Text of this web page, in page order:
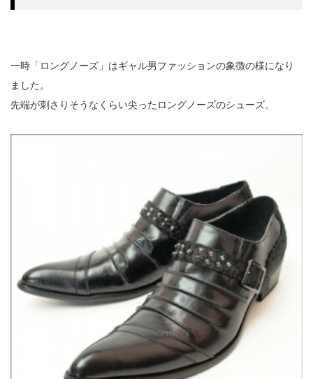
一時「ロングノーズ」はギャル男ファッションの象徴の様になり
ました。
先端が刺さりそうなくらい尖ったロングノーズのシューズ。